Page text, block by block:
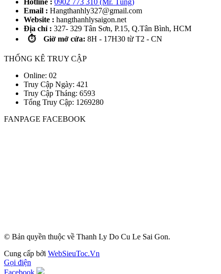
Hotline : 0902 773 310 (Mr. Tùng)
Email : Hangthanhly327@gmail.com
Website : hangthanhlysaigon.net
Địa chỉ : 327- 329 Tân Sơn, P.15, Q.Tân Bình, HCM
⏱️ Giờ mở cửa: 8H - 17H30 từ T2 - CN
THỐNG KÊ TRUY CẬP
Online: 02
Truy Cập Ngày: 421
Truy Cập Tháng: 6593
Tổng Truy Cập: 1269280
FANPAGE FACEBOOK
© Bản quyền thuộc về Thanh Ly Do Cu Le Sai Gon.
Cung cấp bởi WebSieuToc.Vn
Gọi điện